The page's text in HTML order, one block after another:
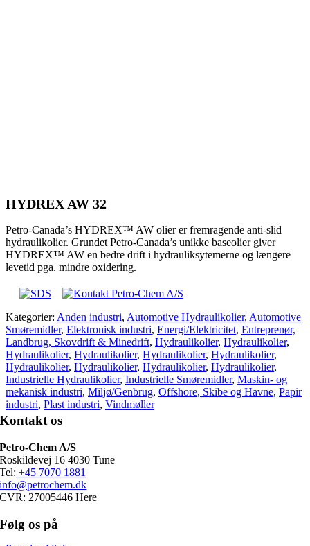
HYDREX AW 32
Petro-Canada’s HYDREX™ AW olier er fremragende anti-slid
hydraulikolier. Grundet Petro-Canada’s unikke baseolier giver
HYDREX™ AW en bedre drift i hydrauliksytemerne og længere
levetid pga. mindre oxidering.
Kategorier: Anden industri, Automotive Hydraulikolier, Automotive
Smøremidler, Elektronisk industri, Energi/Elektricitet, Entreprenør,
Landbrug, Skovdrift & Minedrift, Hydraulikolier, Hydraulikolier,
Hydraulikolier, Hydraulikolier, Hydraulikolier, Hydraulikolier,
Hydraulikolier, Hydraulikolier, Hydraulikolier, Hydraulikolier,
Industrielle Hydraulikolier, Industrielle Smøremidler, Maskin- og
mekanisk industri, Miljø/Genbrug, Offshore, Skibe og Havne, Papir
industri, Plast industri, Vindmøller
Kontakt os
Petro-Chem A/S
Roskildevej 16 4030 Tune
Tel: +45 7070 1881
info@petrochem.dk
CVR: 27005446 Here
Følg os på